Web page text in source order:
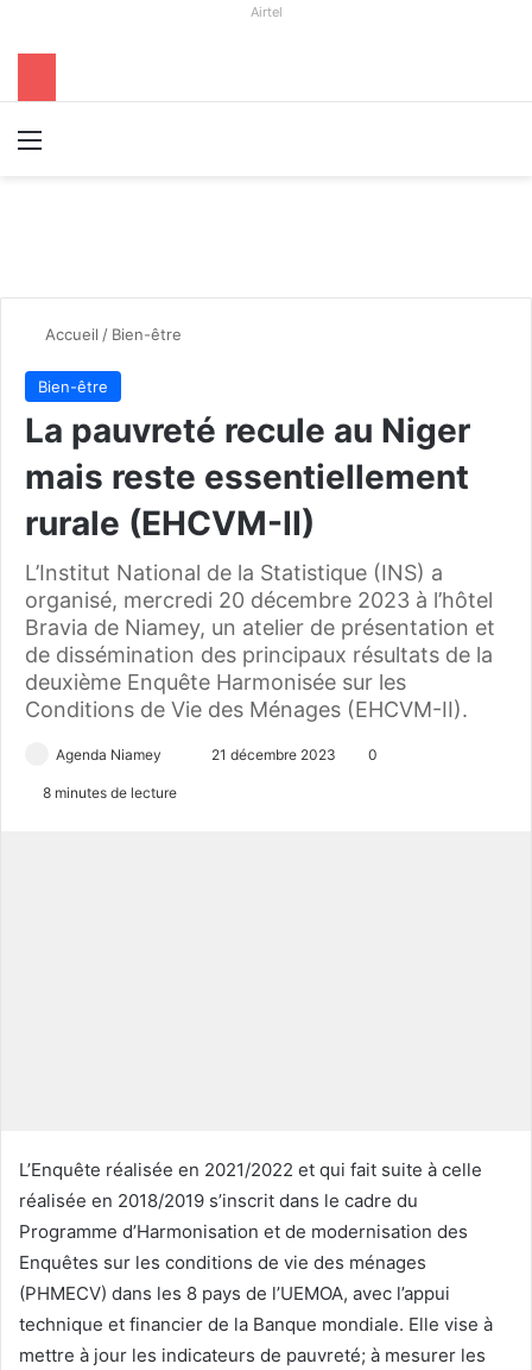
Airtel
Accueil / Bien-être
Bien-être
La pauvreté recule au Niger
mais reste essentiellement
rurale (EHCVM-II)
L’Institut National de la Statistique (INS) a
organisé, mercredi 20 décembre 2023 à l’hôtel
Bravia de Niamey, un atelier de présentation et
de dissémination des principaux résultats de la
deuxième Enquête Harmonisée sur les
Conditions de Vie des Ménages (EHCVM-II).
Agenda Niamey
e
l
21 décembre 2023 0
8 minutes de lecture
L’Enquête réalisée en 2021/2022 et qui fait suite à celle
réalisée en 2018/2019 s’inscrit dans le cadre du
Programme d’Harmonisation et de modernisation des
Enquêtes sur les conditions de vie des ménages
(PHMECV) dans les 8 pays de l’UEMOA, avec l’appui
technique et financier de la Banque mondiale. Elle vise à
mettre à jour les indicateurs de pauvreté; à mesurer les